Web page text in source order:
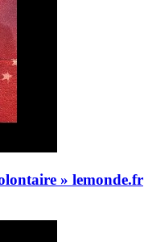
» lemonde.fr